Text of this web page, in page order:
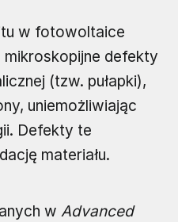
w fotowoltaice
defekty
(tzw. pułapki),
uniemożliwiając
Defekty te
materiału.
w Advanced